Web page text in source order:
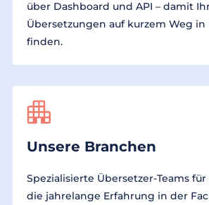
über Dashboard und API – damit
Übersetzungen auf kurzem Weg in
finden.
Unsere Branchen
Spezialisierte Übersetzer-Teams für
die jahrelange Erfahrung in der